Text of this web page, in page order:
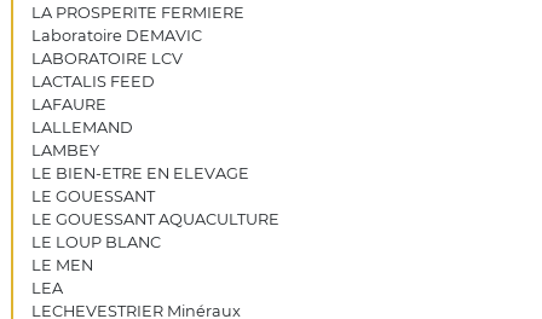
LA PROSPERITE FERMIERE
Laboratoire DEMAVIC
LABORATOIRE LCV
LACTALIS FEED
LAFAURE
LALLEMAND
LAMBEY
LE BIEN-ETRE EN ELEVAGE
LE GOUESSANT
LE GOUESSANT AQUACULTURE
LE LOUP BLANC
LE MEN
LEA
LECHEVESTRIER Minéraux